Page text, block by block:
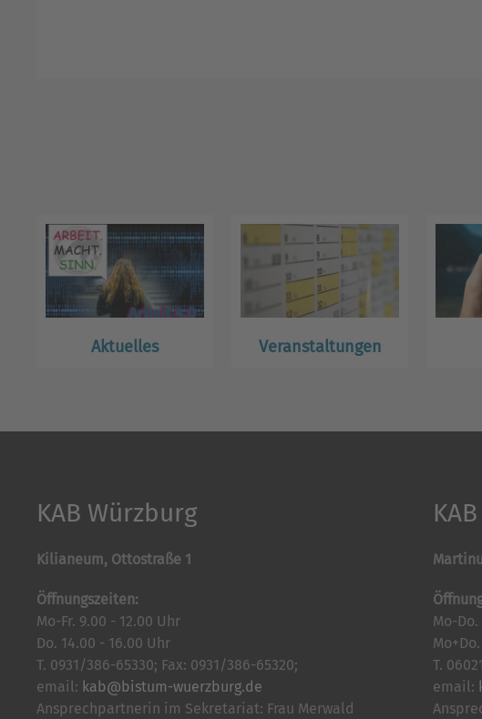
Aktuelles Veranstaltungen
KAB Würzburg
Kilianeum, Ottostraße 1
Öffnungszeiten:
Mo-Fr. 9.00 - 12.00 Uhr
Do. 14.00 - 16.00 Uhr
T. 0931/386-65330; Fax: 0931/386-65320;
email: kab@bistum-wuerzburg.de
Ansprechpartnerin im Sekretariat: Frau Merwald
Mo-
T.
email: